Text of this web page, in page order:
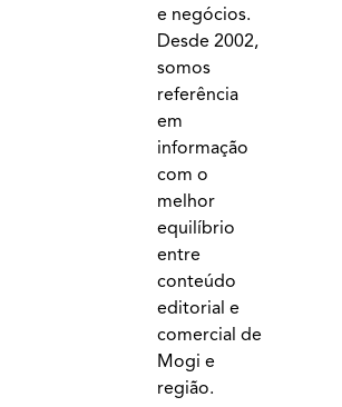
e negócios.
Desde 2002,
somos
referência
em
informação
com o
melhor
equilíbrio
entre
conteúdo
editorial e
comercial de
Mogi e
região.